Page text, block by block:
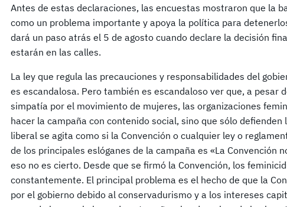
Antes de estas declaraciones, las encuestas mostraron que la
como un problema importante y apoya la política para
dará un paso atrás el 5 de agosto cuando declare la decisión
estarán en las calles.
La ley que regula las precauciones y responsabilidades del
es escandalosa. Pero también es escandaloso ver que, a pesar
simpatía por el movimiento de mujeres, las organizaciones
hacer la campaña con contenido social, sino que sólo defienden
liberal se agita como si la Convención o cualquier ley o
de los principales eslóganes de la campaña es «La Convención
eso no es cierto. Desde que se firmó la Convención, los
constantemente. El principal problema es el hecho de que la
por el gobierno debido al conservadurismo y a los intereses